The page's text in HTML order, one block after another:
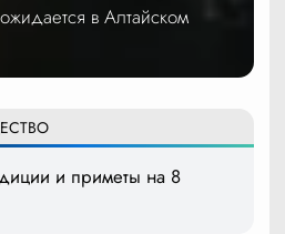
в Алтайском
и приметы на 8